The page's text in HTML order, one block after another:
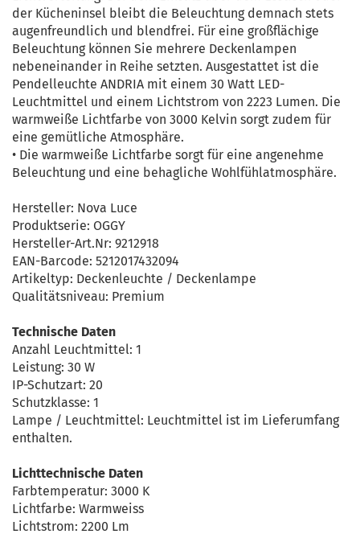
der Kücheninsel bleibt die Beleuchtung demnach stets
augenfreundlich und blendfrei. Für eine großflächige
Beleuchtung können Sie mehrere Deckenlampen
nebeneinander in Reihe setzten. Ausgestattet ist die
Pendelleuchte ANDRIA mit einem 30 Watt LED-
Leuchtmittel und einem Lichtstrom von 2223 Lumen. Die
warmweiße Lichtfarbe von 3000 Kelvin sorgt zudem für
eine gemütliche Atmosphäre.
• Die warmweiße Lichtfarbe sorgt für eine angenehme
Beleuchtung und eine behagliche Wohlfühlatmosphäre.
Hersteller: Nova Luce
Produktserie: OGGY
Hersteller-Art.Nr: 9212918
EAN-Barcode: 5212017432094
Artikeltyp: Deckenleuchte / Deckenlampe
Qualitätsniveau: Premium
Technische Daten
Anzahl Leuchtmittel: 1
Leistung: 30 W
IP-Schutzart: 20
Schutzklasse: 1
Lampe / Leuchtmittel: Leuchtmittel ist im Lieferumfang
enthalten.
Lichttechnische Daten
Farbtemperatur: 3000 K
Lichtfarbe: Warmweiss
Lichtstrom: 2200 Lm